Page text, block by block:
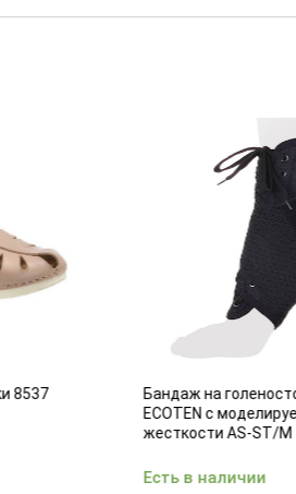
Бандаж на голеностопный
ECOTEN с
жесткости AS-ST/M
Есть в наличии